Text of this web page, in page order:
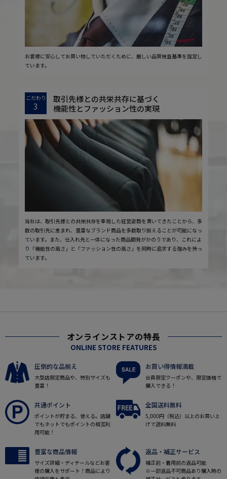
お客様に安心してお買い物していただくために、厳しい品質検査基準を設定し
ています。
こだわり
3
取引先様との共栄共存に基づく
機能性とファッション性の実現
当社は、取引先様との共栄共存を重視した経営姿勢を貫いてきたことから、多
数の取引先に恵まれ、豊富なブランド商品を多数取り揃えることが可能になっ
ています。また、仕入れ先と一体になった商品開発がかのうであり、これによ
り「機能性の高さ」と「ファッション性の高さ」を同時に追求する強みを持っ
ています。
オンラインストアの特長
ONLINE STORE FEATURES
圧倒的な品揃え
大型店限定商品や、特別サイズも
豊富！
お買い得情報満載
会員限定クーポンや、限定価格で
購入できる！
共通ポイント
ポイントが貯まる、使える。店舗
でもネットでもポイントの相互利
用可能！
全国送料無料
5,000円（税込）以上のお買い上
げで送料無料
豊富な商品情報
サイズ詳細・ディテールなどお客
様の購入をサポート！商品により
返品・補正サービス
補正前・着用前の返品可能
※一部返品不可商品あり購入時の